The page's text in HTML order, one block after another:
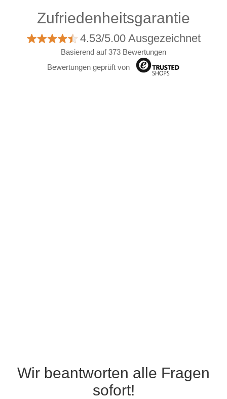
Zufriedenheitsgarantie
4.53/5.00 Ausgezeichnet
Basierend auf 373 Bewertungen
Bewertungen geprüft von
Wir beantworten alle Fragen
sofort!